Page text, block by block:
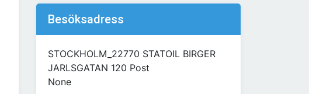
Besöksadress
STOCKHOLM_22770 STATOIL BIRGER
JARLSGATAN 120 Post
None